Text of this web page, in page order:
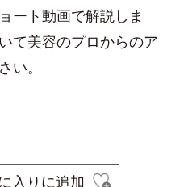
ート動画で解説しま
て美容のプロからのア
い。
入りに追加